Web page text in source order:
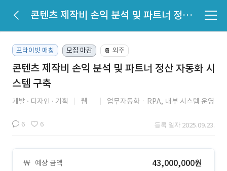
콘텐츠 제작비 손익 분석 및 파트너 정산 자동화 시스템 구축
프라이빗 매칭 모집 마감 📔 외주
콘텐츠 제작비 손익 분석 및 파트너 정산 자동화 시
스템 구축
개발 디자인 기획 웹 업무자동화ㆍRPA, 내부 시스템 운영
6 6 등록 일자 2025.09.23.
예상 금액 43,000,000원